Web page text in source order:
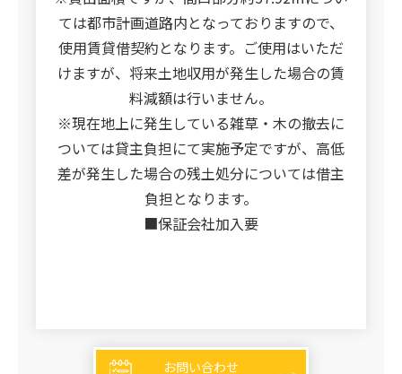
ては都市計画道路内となっておりますので、
使用賃貸借契約となります。ご使用はいただ
けますが、将来土地収用が発生した場合の賃
料減額は行いません。
※現在地上に発生している雑草・木の撤去に
ついては貸主負担にて実施予定ですが、高低
差が発生した場合の残土処分については借主
負担となります。
■保証会社加入要
お問い合わせ